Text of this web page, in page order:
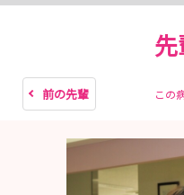
皆さまのお申込みお待ち
前の先輩 この